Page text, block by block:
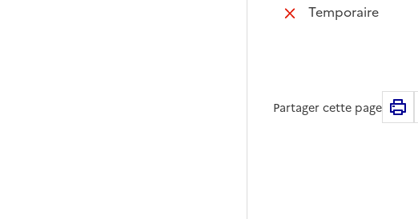
Temporaire
: non
Partager cette page